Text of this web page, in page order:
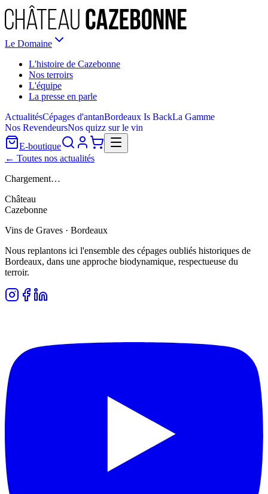
Le Domaine
L'histoire de Cazebonne
Nos terroirs
L'équipe
La presse en parle
ActualitésCépages d'antanBordeaux Is BackLa Gamme
Nos RevendeursNos quizz sur le vin
E-boutique
← Toutes nos actualités
Chargement…
Château
Cazebonne
Vins de Graves · Bordeaux
Nous replantons ici l'ensemble des cépages oubliés historiques de
Bordeaux, dans une approche biodynamique, respectueuse du
terroir.